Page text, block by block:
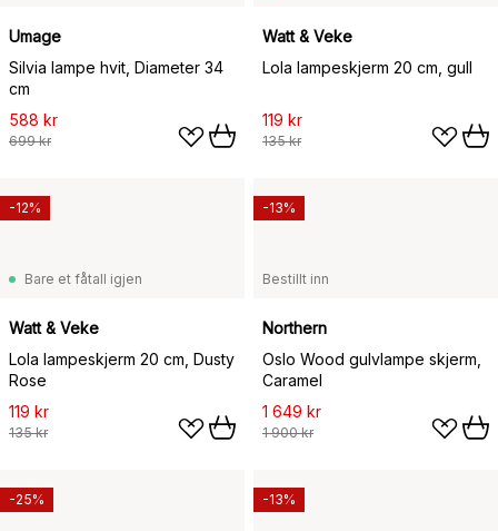
Umage
Silvia lampe hvit, Diameter 34
cm
588 kr
699 kr
Watt & Veke
Lola lampeskjerm 20 cm, gull
119 kr
135 kr
Bare et fåtall igjen
Watt & Veke
Lola lampeskjerm 20 cm, Dusty
Rose
119 kr
135 kr
-12%
Bestillt inn
Northern
Oslo Wood gulvlampe skjerm,
Caramel
1 649 kr
1 900 kr
-13%
-25% -13%